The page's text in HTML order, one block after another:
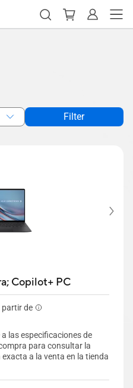
Filter
Copilot+ PC
partir de
las especificaciones de
para consultar la
a la venta en la tienda